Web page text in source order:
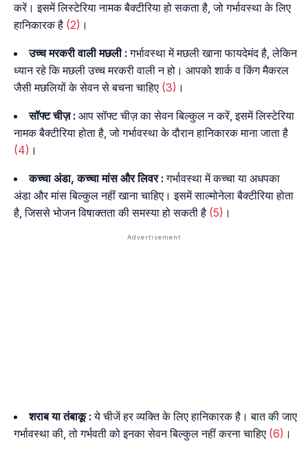
करें। इसमें लिस्टेरिया नामक बैक्टीरिया हो सकता है, जो गर्भावस्था के लिए
हानिकारक है (2) ।
उच्च मरकरी वाली मछली : गर्भावस्था में मछली खाना फायदेमंद है, लेकिन
ध्यान रहे कि मछली उच्च मरकरी वाली न हो। आपको शार्क व किंग मैकरल
जैसी मछलियों के सेवन से बचना चाहिए (3) ।
सॉफ्ट चीज़ : आप सॉफ्ट चीज़ का सेवन बिल्कुल न करें, इसमें लिस्टेरिया
नामक बैक्टीरिया होता है, जो गर्भावस्था के दौरान हानिकारक माना जाता है
(4) ।
कच्चा अंडा, कच्चा मांस और लिवर : गर्भावस्था में कच्चा या अधपका
अंडा और मांस बिल्कुल नहीं खाना चाहिए। इसमें साल्मोनेला बैक्टीरिया होता
है, जिससे भोजन विषाक्तता की समस्या हो सकती है (5) ।
शराब या तंबाकू : ये चीजें हर व्यक्ति के लिए हानिकारक है। बात की जाए
गर्भावस्था की, तो गर्भवती को इनका सेवन बिल्कुल नहीं करना चाहिए (6) ।